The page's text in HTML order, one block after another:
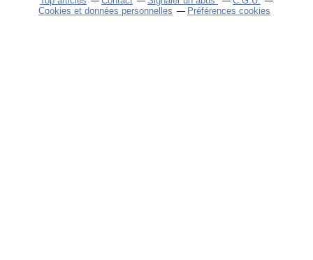
Cookies et données personnelles
Préférences cookies